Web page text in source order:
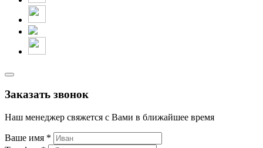
Заказать звонок
Наш менеджер свяжется с Вами в ближайшее время
Ваше имя *